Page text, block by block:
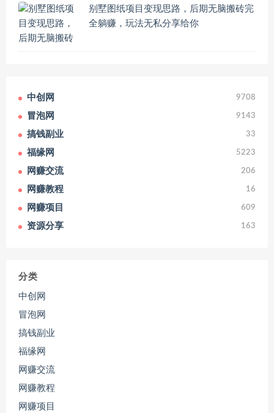
别墅图纸项目变现思路，后期无脑搬砖完
全躺赚，玩法无私分享给你
中创网 9708
冒泡网 9143
搞钱副业 33
福缘网 5223
网赚交流 206
网赚教程 16
网赚项目 609
资源分享 163
分类
中创网
冒泡网
搞钱副业
福缘网
网赚交流
网赚教程
网赚项目